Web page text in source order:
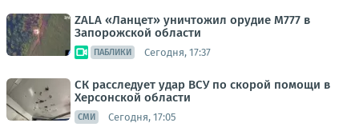
ZALA «Ланцет» уничтожил орудие M777 в
Запорожской области
ПАБЛИКИ Сегодня, 17:37
СК расследует удар ВСУ по скорой помощи в
Херсонской области
СМИ Сегодня, 17:05